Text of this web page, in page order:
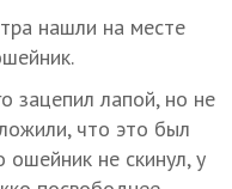
нашли на месте
зацепил лапой, но не
что это был
не скинул, у